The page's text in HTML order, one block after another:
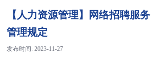
【人力资源管理】网络招聘服务
管理规定
发布时间: 2023-11-27